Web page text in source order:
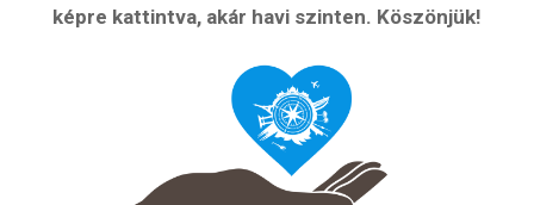
képre kattintva, akár havi szinten. Köszönjük!